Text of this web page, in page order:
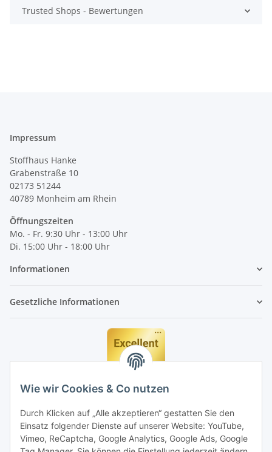
Wie wir Cookies & Co nutzen
Durch Klicken auf „Alle akzeptieren“ gestatten Sie den
Einsatz folgender Dienste auf unserer Website: YouTube,
Vimeo, ReCaptcha, Google Analytics, Google Ads, Google
Trusted Shops - Bewertungen
Impressum
Stoffhaus Hanke
Grabenstraße 10
02173 51244
40789 Monheim am Rhein
Öffnungszeiten
Mo. - Fr. 9:30 Uhr - 13:00 Uhr
Di. 15:00 Uhr - 18:00 Uhr
Informationen
Gesetzliche Informationen